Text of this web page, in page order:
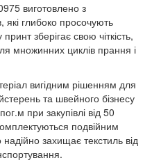
виготовлено з
які глибоко просочують
зберігає свою чіткість,
множинних циклів прання і
вигідним рішенням для
та швейного бізнесу
при закупівлі від 50
подвійним
захищає текстиль від